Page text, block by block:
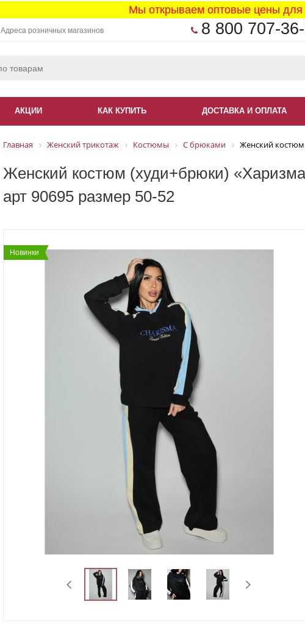
Мы открываем оптовые цены для
Адреса розничных магазинов 8 800 707-
АКЦИИ КАК КУПИТЬ ДОСТАВКА И ОПЛАТА
Главная Женский трикотаж Костюмы С брюками Женский
Женский костюм (худи+брюки)
арт 90695 размер 50-52
Новинки